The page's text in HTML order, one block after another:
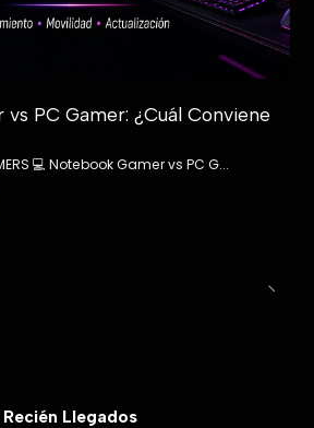
PC Gamer: ¿Cuál Conviene
💻 Notebook Gamer vs PC G...
Recién Llegados